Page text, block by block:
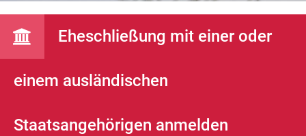
Eheschließung mit einer oder
einem ausländischen
Staatsangehörigen anmelden